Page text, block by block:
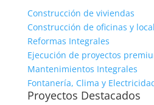
Construcción de viviendas
Construcción de oficinas y
Reformas Integrales
Ejecución de proyectos
Mantenimientos Integrales
Fontanería, Clima y
Proyectos Destacados